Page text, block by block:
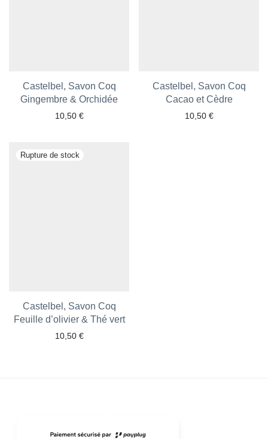
Castelbel, Savon Coq
Gingembre & Orchidée
10,50 €
Castelbel, Savon Coq
Cacao et Cèdre
10,50 €
Castelbel, Savon Coq
Feuille d’olivier & Thé vert
10,50 €